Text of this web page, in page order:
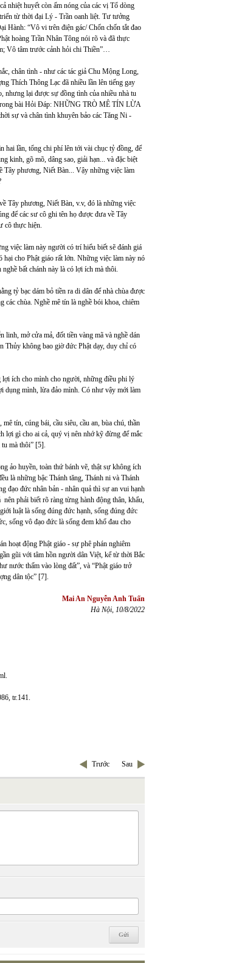
nhiệt huyết còn ấm nóng của các vị Tổ dòng
từ thời đại Lý - Trần oanh liệt. Tư tưởng
Hành: “Vô vi trên điện gác/ Chốn chốn tắt đao
hoàng Trần Nhân Tông nói rõ và đã thực
Vô tâm trước cảnh hỏi chi Thiền”…
chân tình - như các tác giả Chu Mộng Long,
Thích Thông Lạc đã nhiều lần lên tiếng gay
nhưng lại được sự đồng tình của nhiều nhà tu
trong bài Hỏi Đáp: NHỮNG TRÒ MÊ TÍN LỪA
sự và chân tình khuyên bảo các Tăng Ni -
hai lần, tổng chi phí lên tới vài chục tỷ đồng, để
kinh, gõ mõ, dâng sao, giải hạn... và đặc biệt
Tây phương, Niết Bàn... Vậy những việc làm
Tây phương, Niết Bàn, v.v, đó là những việc
để các sư cô ghi tên họ được đưa về Tây
cô thực hiện.
việc làm này người có trí hiểu biết sẽ đánh giá
cho Phật giáo rất lớn. Những việc làm này nó
bất chánh này là có lợi ích mà thôi.
tỷ bạc dám bỏ tiền ra di dân để nhà chùa được
các chùa. Nghề mê tín là nghề bói khoa, chiêm
linh, mở cửa mả, đốt tiền vàng mã và nghề dán
Thủy không bao giờ đức Phật dạy, duy chỉ có
lợi ích cho mình cho người, những điều phi lý
dụng mình, lừa đảo mình. Có như vậy mới làm
tín, cúng bái, cầu siêu, cầu an, bùa chú, thần
lợi gì cho ai cả, quý vị nên nhớ kỹ đừng để mắc
mà thôi” [5].
ảo huyền, toàn thứ bánh vẽ, thật sự không ích
là những bậc Thánh tăng, Thánh ni và Thánh
đạo đức nhân bản - nhân quả thì sự an vui hạnh
phải biết rõ ràng từng hành động thân, khẩu,
luật là sống đúng đức hạnh, sống đúng đức
sống vô đạo đức là sống đem khổ đau cho
hoạt động Phật giáo - sự phê phán nghiêm
gũi với tâm hồn người dân Việt, kể từ thời Bắc
nước thấm vào lòng đất”, và “Phật giáo trở
dân tộc” [7].
Mai An Nguyễn Anh Tuấn
Hà Nội, 10/8/2022
tr.141.
Trước Sau